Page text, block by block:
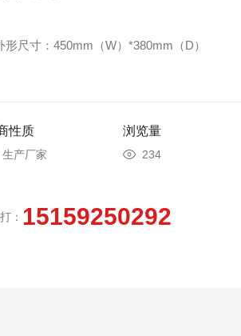
尺寸：450mm（W）*380mm（D）
性质
生产厂家
浏览量
234
： 15159250292